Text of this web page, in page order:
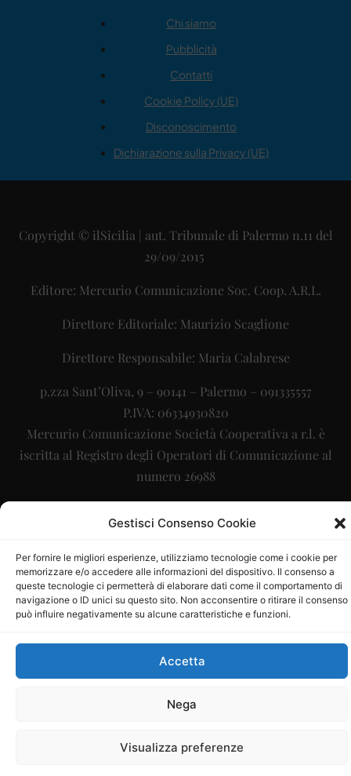
Gestisci Consenso Cookie
Per fornire le migliori esperienze, utilizziamo tecnologie come i cookie per
memorizzare e/o accedere alle informazioni del dispositivo. Il consenso a
queste tecnologie ci permetterà di elaborare dati come il comportamento di
navigazione o ID unici su questo sito. Non acconsentire o ritirare il consenso
può influire negativamente su alcune caratteristiche e funzioni.
Accetta
Nega
Visualizza preferenze
Chi siamo
Pubblicità
Contatti
Cookie Policy (UE)
Disconoscimento
Dichiarazione sulla Privacy (UE)
Copyright © ilSicilia | aut. Tribunale di Palermo n.11 del
29/09/2015
Editore: Mercurio Comunicazione Soc. Coop. A.R.L.
Direttore Editoriale: Maurizio Scaglione
Direttore Responsabile: Maria Calabrese
p.zza Sant’Oliva, 9 – 90141 – Palermo – 091335557
P.IVA: 06334930820
Mercurio Comunicazione Società Cooperativa a r.l. è
iscritta al Registro degli Operatori di Comunicazione al
numero 26988